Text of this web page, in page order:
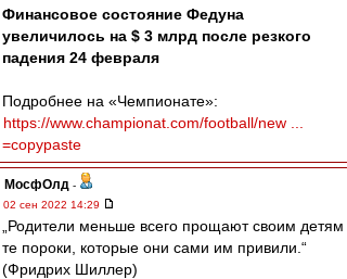
Финансовое состояние Федуна
увеличилось на $ 3 млрд после резкого
падения 24 февраля
Подробнее на «Чемпионате»:
https://www.championat.com/football/new ...
=copypaste
МосфОлд -
02 сен 2022 14:29
„Родители меньше всего прощают своим детям
те пороки, которые они сами им привили.“
(Фридрих Шиллер)